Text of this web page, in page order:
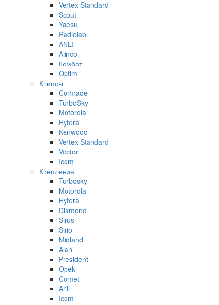
Vertex Standard
Scout
Yaesu
Radiolab
ANLI
Alinco
Комбат
Optim
Клипсы
Comrade
TurboSky
Motorola
Hytera
Kenwood
Vertex Standard
Vector
Icom
Крепления
Turbosky
Motorola
Hytera
Diamond
Sirus
Sirio
Midland
Alan
President
Opek
Comet
Anli
Icom